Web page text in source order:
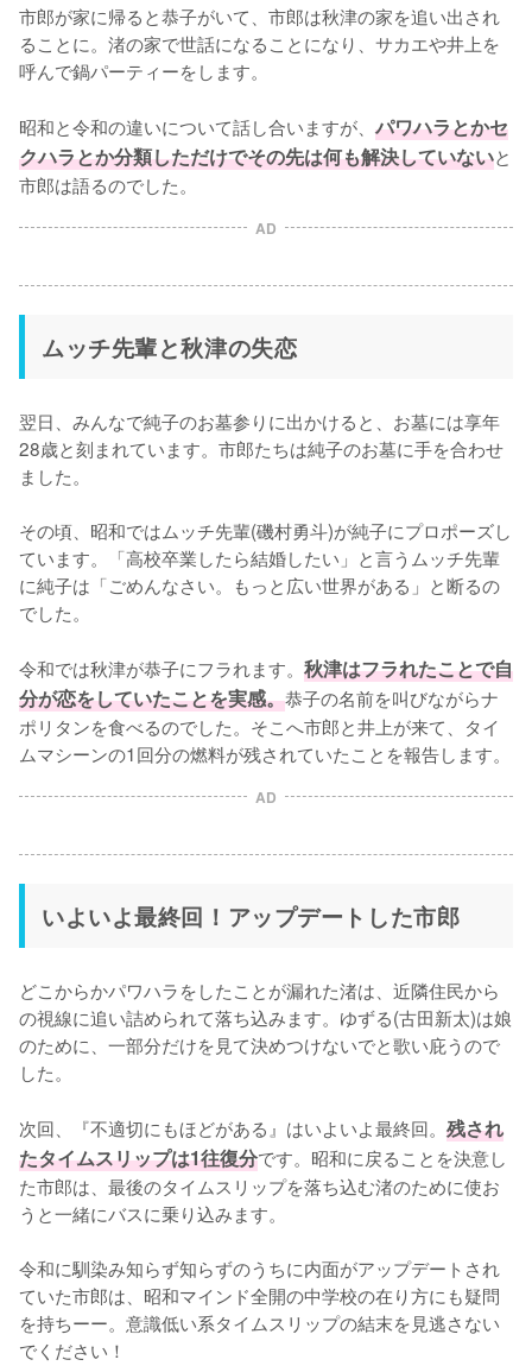
市郎が家に帰ると恭子がいて、市郎は秋津の家を追い出され
ることに。渚の家で世話になることになり、サカエや井上を
呼んで鍋パーティーをします。
昭和と令和の違いについて話し合いますが、 パワハラとかセ
クハラとか分類しただけでその先は何も解決していないと
市郎は語るのでした。
AD
ムッチ先輩と秋津の失恋
翌日、みんなで純子のお墓参りに出かけると、お墓には享年
28歳と刻まれています。市郎たちは純子のお墓に手を合わせ
ました。
その頃、昭和ではムッチ先輩(磯村勇斗)が純子にプロポーズし
ています。「高校卒業したら結婚したい」と言うムッチ先輩
に純子は「ごめんなさい。もっと広い世界がある」と断るの
でした。
令和では秋津が恭子にフラれます。 秋津はフラれたことで自
分が恋をしていたことを実感。恭子の名前を叫びながらナ
ポリタンを食べるのでした。そこへ市郎と井上が来て、タイ
ムマシーンの1回分の燃料が残されていたことを報告します。
AD
いよいよ最終回！アップデートした市郎
どこからかパワハラをしたことが漏れた渚は、近隣住民から
の視線に追い詰められて落ち込みます。ゆずる(古田新太)は娘
のために、一部分だけを見て決めつけないでと歌い庇うので
した。
次回、『不適切にもほどがある』はいよいよ最終回。 残され
たタイムスリップは1往復分です。昭和に戻ることを決意し
た市郎は、最後のタイムスリップを落ち込む渚のために使お
うと一緒にバスに乗り込みます。
令和に馴染み知らず知らずのうちに内面がアップデートされ
ていた市郎は、昭和マインド全開の中学校の在り方にも疑問
を持ちーー。意識低い系タイムスリップの結末を見逃さない
でください！